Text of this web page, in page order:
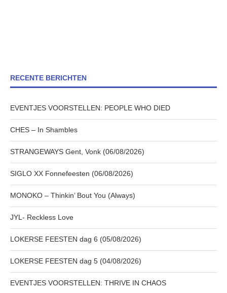
RECENTE BERICHTEN
EVENTJES VOORSTELLEN: PEOPLE WHO DIED
CHES – In Shambles
STRANGEWAYS Gent, Vonk (06/08/2026)
SIGLO XX Fonnefeesten (06/08/2026)
MONOKO – Thinkin’ Bout You (Always)
JYL- Reckless Love
LOKERSE FEESTEN dag 6 (05/08/2026)
LOKERSE FEESTEN dag 5 (04/08/2026)
EVENTJES VOORSTELLEN: THRIVE IN CHAOS